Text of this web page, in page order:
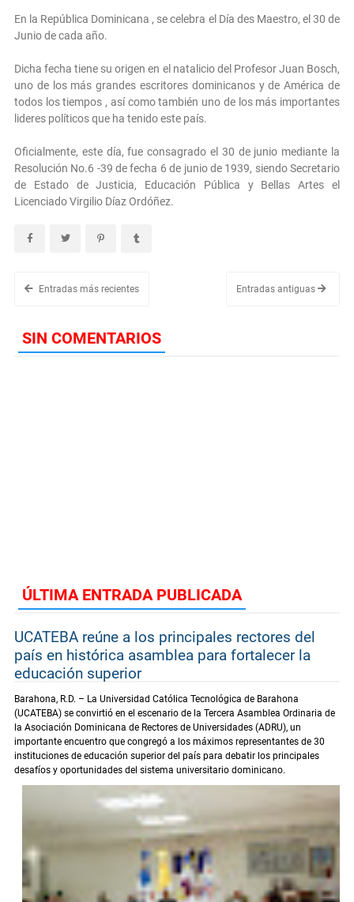
En la República Dominicana , se celebra el Día des Maestro, el 30 de
Junio de cada año.
Dicha fecha tiene su origen en el natalicio del Profesor Juan Bosch,
uno de los más grandes escritores dominicanos y de América de
todos los tiempos , así como también uno de los más importantes
lideres políticos que ha tenido este país.
Oficialmente, este día, fue consagrado el 30 de junio mediante la
Resolución No.6 -39 de fecha 6 de junio de 1939, siendo Secretario
de Estado de Justicia, Educación Pública y Bellas Artes el
Licenciado Virgilio Díaz Ordóñez.
Entradas más recientes Entradas antiguas
SIN COMENTARIOS
ÚLTIMA ENTRADA PUBLICADA
UCATEBA reúne a los principales rectores del
país en histórica asamblea para fortalecer la
educación superior
Barahona, R.D. – La Universidad Católica Tecnológica de Barahona
(UCATEBA) se convirtió en el escenario de la Tercera Asamblea Ordinaria de
la Asociación Dominicana de Rectores de Universidades (ADRU), un
importante encuentro que congregó a los máximos representantes de 30
instituciones de educación superior del país para debatir los principales
desafíos y oportunidades del sistema universitario dominicano.